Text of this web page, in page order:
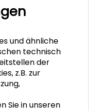
und ähnliche
technisch
der
z.B. zur
Sie in unseren